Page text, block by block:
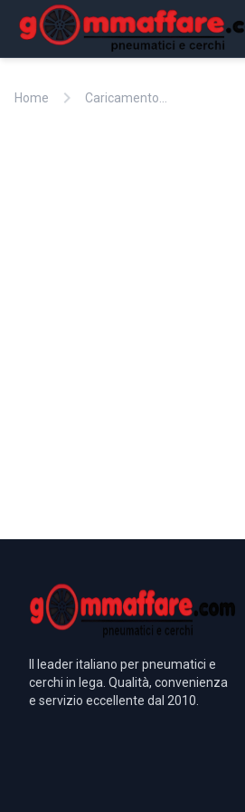
Home chevron_right Caricamento...
Il leader italiano per pneumatici e
cerchi in lega. Qualità, convenienza
e servizio eccellente dal 2010.